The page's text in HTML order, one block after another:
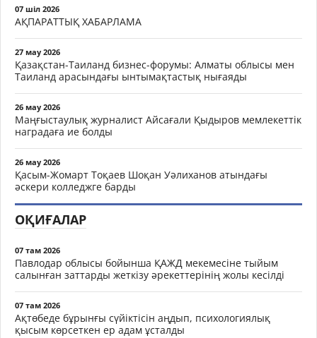
07 шіл 2026
АҚПАРАТТЫҚ ХАБАРЛАМА
27 мау 2026
Қазақстан-Таиланд бизнес-форумы: Алматы облысы мен
Таиланд арасындағы ынтымақтастық нығаяды
26 мау 2026
Маңғыстаулық журналист Айсағали Қыдыров мемлекеттік
наградаға ие болды
26 мау 2026
Қасым-Жомарт Тоқаев Шоқан Уәлиханов атындағы
әскери колледжге барды
ОҚИҒАЛАР
07 там 2026
Павлодар облысы бойынша ҚАЖД мекемесіне тыйым
салынған заттарды жеткізу әрекеттерінің жолы кесілді
07 там 2026
Ақтөбеде бұрынғы сүйіктісін аңдып, психологиялық
қысым көрсеткен ер адам ұсталды